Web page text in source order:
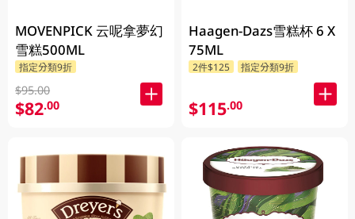
MOVENPICK 云呢拿夢幻
雪糕500ML
指定分類9折
$95.00
$82.00
Haagen-Dazs雪糕杯 6 X
75ML
2件$125 指定分類9折
$115.00